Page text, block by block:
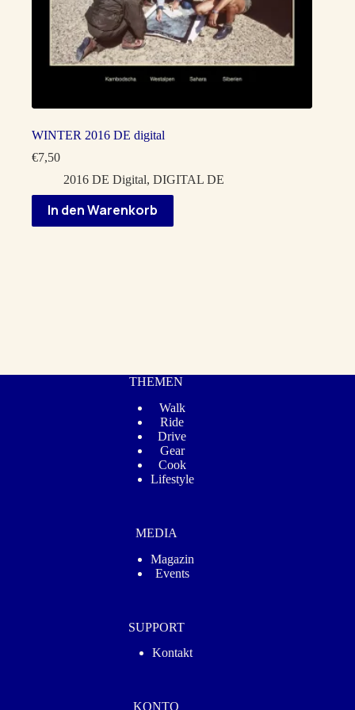
WINTER 2016 DE digital
€7,50
2016 DE Digital, DIGITAL DE
In den Warenkorb
THEMEN
Walk
Ride
Drive
Gear
Cook
Lifestyle
MEDIA
Magazin
Events
SUPPORT
Kontakt
KONTO